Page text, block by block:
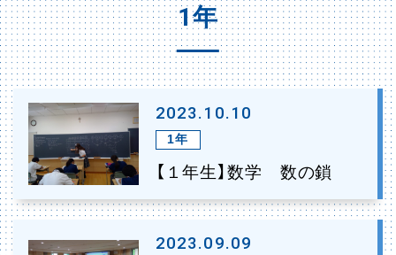
1年
2023.10.10
1年
【１年生】数学 数の鎖
2023.09.09